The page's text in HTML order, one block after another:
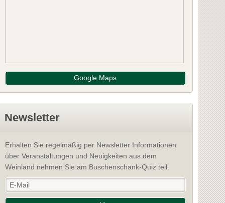
2170 Poysdorf
Bezirk: Mistelbach
INFOS
Google Maps
Newsletter
Erhalten Sie regelmäßig per Newsletter Informationen
über Veranstaltungen und Neuigkeiten aus dem
Weinland nehmen Sie am Buschenschank-Quiz teil.